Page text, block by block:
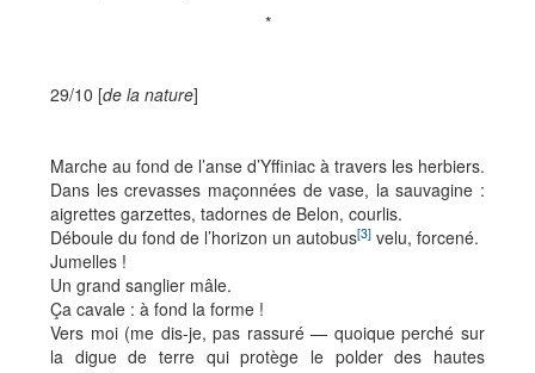
*
29/10 [de la nature]
Marche au fond de l’anse d’Yffiniac à travers les herbiers.
Dans les crevasses maçonnées de vase, la sauvagine :
aigrettes garzettes, tadornes de Belon, courlis.
Déboule du fond de l’horizon un autobus[3] velu, forcené.
Jumelles !
Un grand sanglier mâle.
Ça cavale : à fond la forme !
Vers moi (me dis-je, pas rassuré — quoique perché sur
la digue de terre qui protège le polder des hautes